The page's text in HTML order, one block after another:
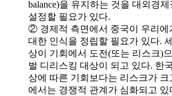
balance)을 유지하는 것을 대외경
설정할 필요가 있다.
② 경제적 측면에서 중국이 우리에
대한 인식을 정립할 필요가 있다.
상이 기회에서 도전(또는 리스크)
벌 디리스킹 대상이 되고 있다. 한
상에 따른 기회보다는 리스크가 크
에서는 경쟁적 관계가 심화되고